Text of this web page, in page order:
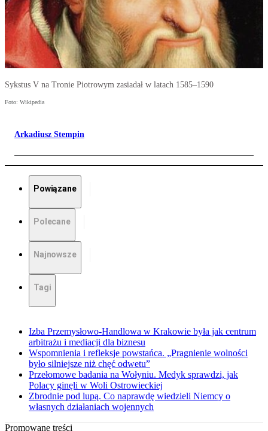
Sykstus V na Tronie Piotrowym zasiadał w latach 1585–1590
Foto: Wikipedia
Arkadiusz Stempin
Powiązane
Polecane
Najnowsze
Tagi
Izba Przemysłowo-Handlowa w Krakowie była jak centrum
arbitrażu i mediacji dla biznesu
Wspomnienia i refleksje powstańca. „Pragnienie wolności
było silniejsze niż chęć odwetu”
Przełomowe badania na Wołyniu. Medyk sprawdzi, jak
Polacy ginęli w Woli Ostrowieckiej
Zbrodnie pod lupą. Co naprawdę wiedzieli Niemcy o
własnych działaniach wojennych
Promowane treści